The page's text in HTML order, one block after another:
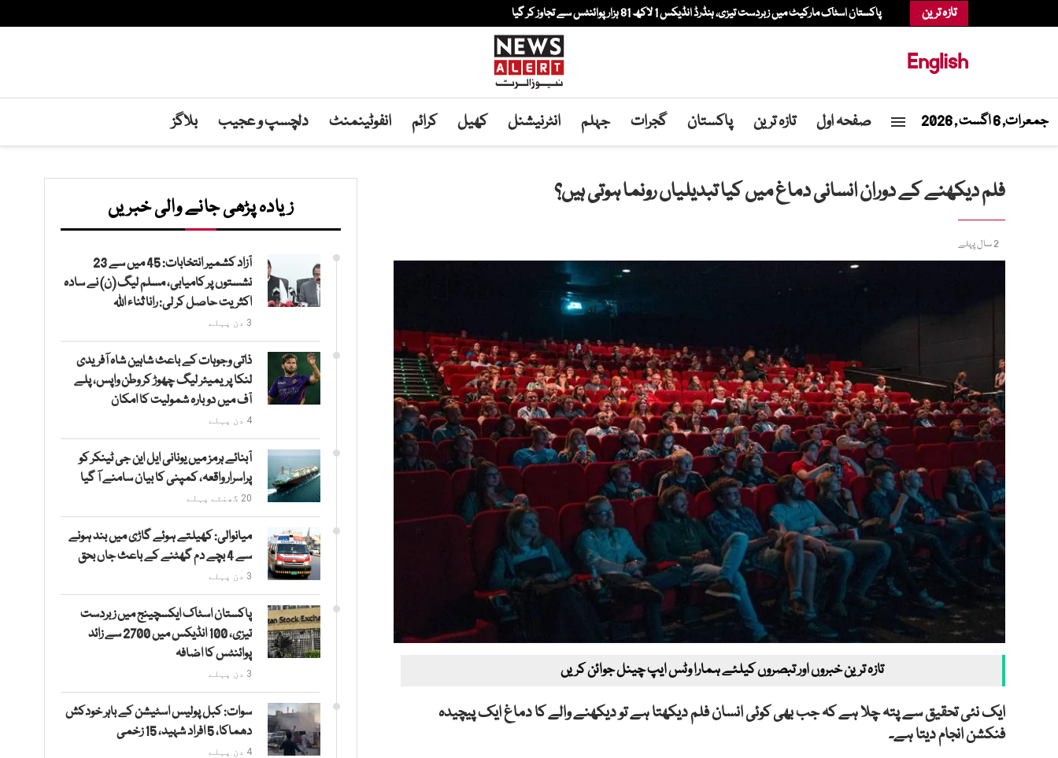
تازہ ترین پاکستان اسٹاک مارکیٹ میں زبردست تیزی، ہنڈرڈ انڈیکس 1 لاکھ 81 ہزار پوائنٹس سے تجاوز کر گیا
English
جمعرات, 6 اگست , 2026 صفحہ اول تازہ ترین پاکستان گجرات جہلم انٹرنیشنل کھیل کرائم انفوٹینمنٹ دلچسپ و عجیب بلاگز
فلم دیکھنے کے دوران انسانی دماغ میں کیا تبدیلیاں رونما ہوتی ہیں؟
2 سال پہلے
تازہ ترین خبروں اور تبصروں کیلئے ہمارا وٹس ایپ چینل جوائن کریں
ایک نئی تحقیق سے پتہ چلا ہے کہ جب بھی کوئی انسان فلم دیکھتا ہے تو دیکھنے والے کا دماغ ایک پیچیدہ
فنکشن انجام دیتا ہے۔
زیادہ پڑھی جانے والی خبریں
آزاد کشمیر انتخابات: 45 میں سے 23
نشستوں پر کامیابی، مسلم لیگ (ن) نے سادہ
اکثریت حاصل کر لی: رانا ثناء اللہ
3 دن پہلے
ذاتی وجوہات کے باعث شاہین شاہ آفریدی
لنکا پریمیئر لیگ چھوڑ کر وطن واپس، پلے
آف میں دوبارہ شمولیت کا امکان
4 دن پہلے
آبنائے ہرمز میں یونانی ایل این جی ٹینکر کو
پراسرار واقعہ، کمپنی کا بیان سامنے آ گیا
20 گھنٹے پہلے
میانوالی: کھیلتے ہوئے گاڑی میں بند ہونے
سے 4 بچے دم گھٹنے کے باعث جاں بحق
3 دن پہلے
پاکستان اسٹاک ایکسچینج میں زبردست
تیزی، 100 انڈیکس میں 2700 سے زائد
پوائنٹس کا اضافہ
3 دن پہلے
سوات: کبل پولیس اسٹیشن کے باہر خودکش
دھماکا، 5 افراد شہید، 15 زخمی
4 دن پہلے